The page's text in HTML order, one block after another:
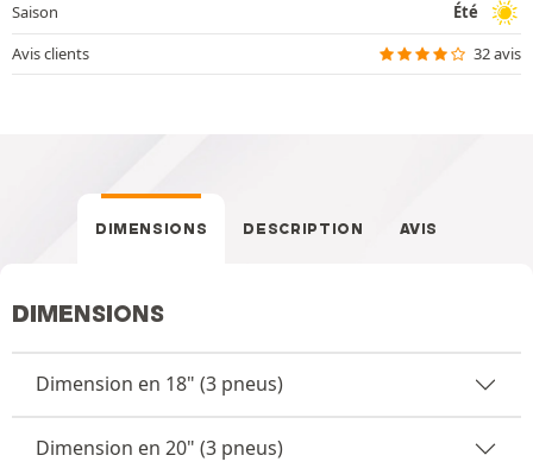
Saison
Été
Avis clients
32 avis
DIMENSIONS DESCRIPTION AVIS
DIMENSIONS
Dimension en 18" (3 pneus)
Dimension en 20" (3 pneus)